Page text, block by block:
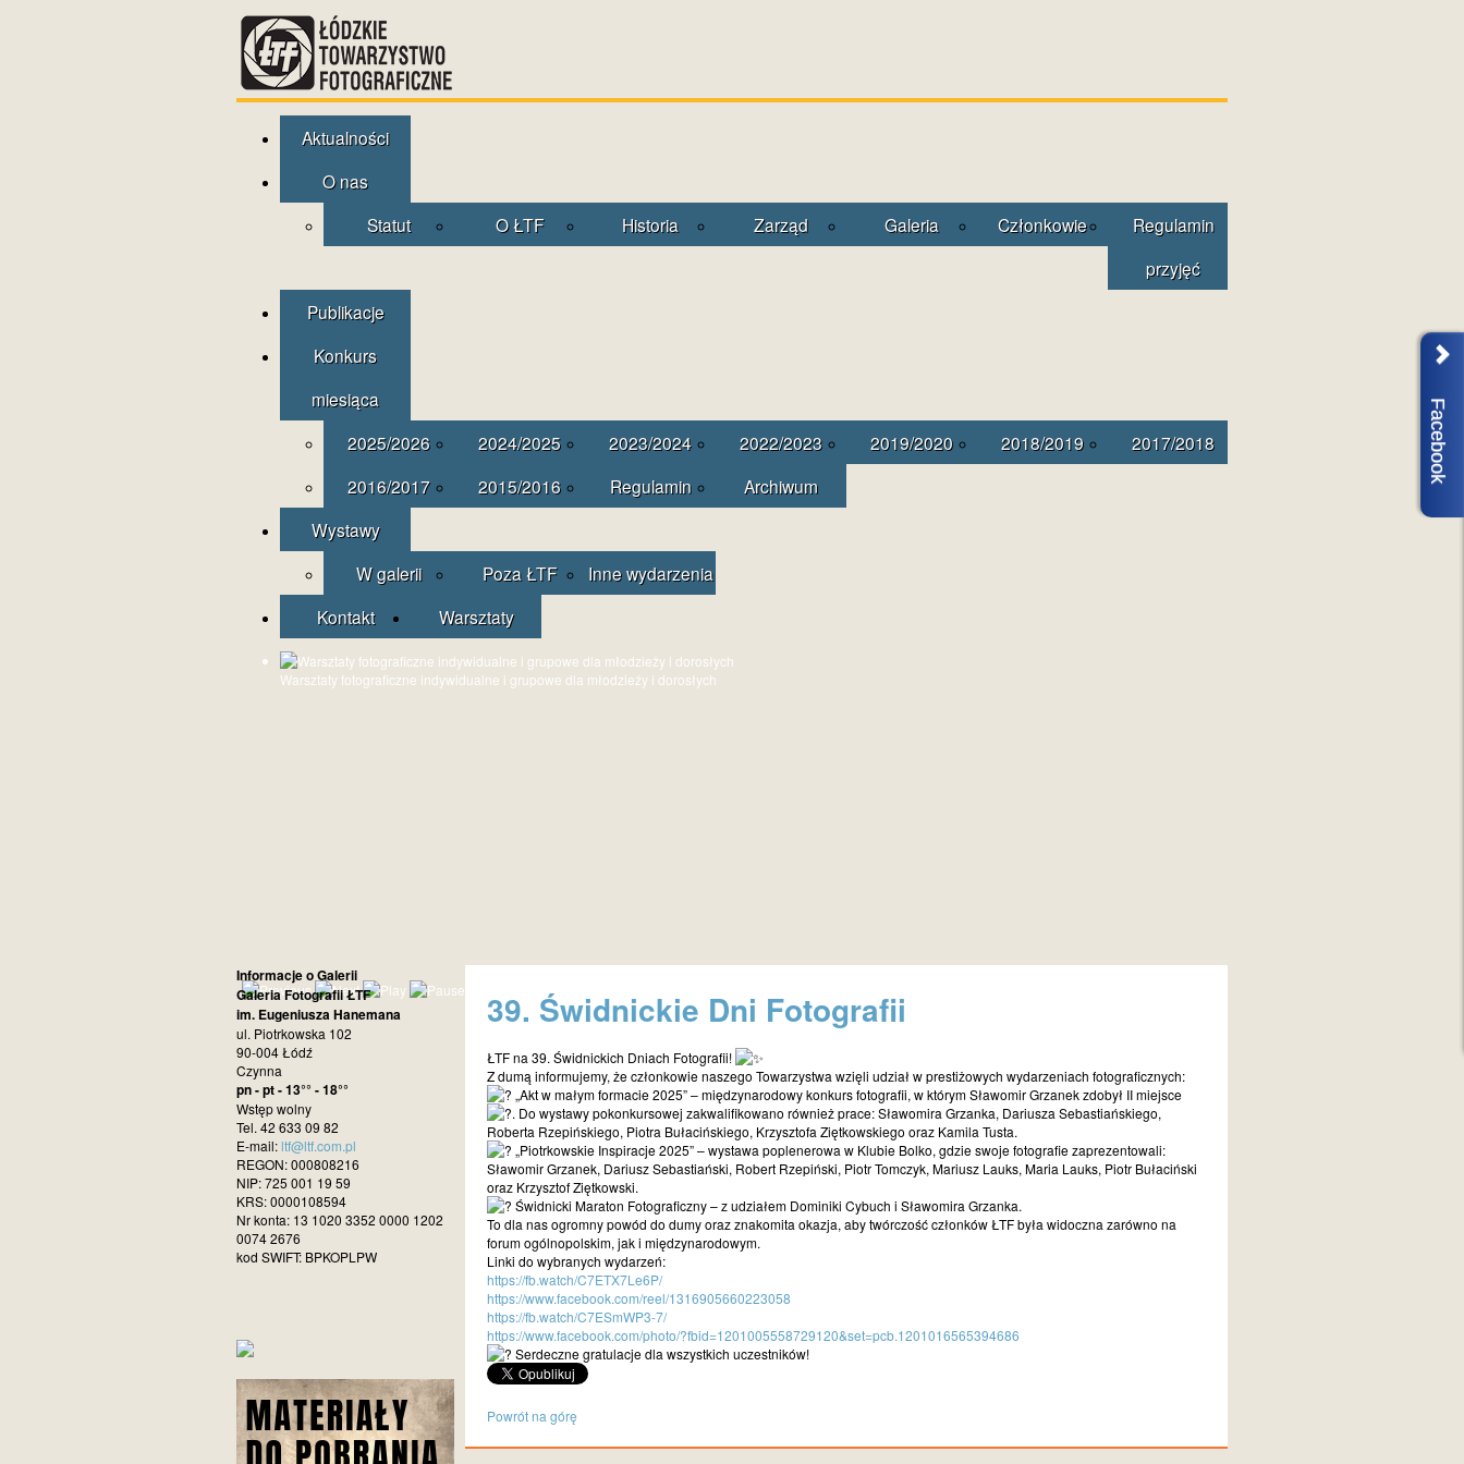
Aktualności
O nas
Statut
O ŁTF Historia Zarząd Galeria Członkowie
Regulamin
przyjęć
Publikacje
Konkurs
miesiąca
2025/2026
2024/2025 2023/2024 2022/2023 2019/2020 2018/2019
2017/2018
2016/2017
2015/2016 Regulamin
Archiwum
Wystawy
W galerii
Poza ŁTF
Inne wydarzenia
Kontakt
Warsztaty
Warsztaty fotograficzne indywidualne i grupowe dla młodzieży i dorosłych
39. Świdnickie Dni Fotografii
ŁTF na 39. Świdnickich Dniach Fotografii!
Z dumą informujemy, że członkowie naszego Towarzystwa wzięli udział w prestiżowych wydarzeniach fotograficznych:
„Akt w małym formacie 2025” – międzynarodowy konkurs fotografii, w którym Sławomir Grzanek zdobył II miejsce
. Do wystawy pokonkursowej zakwalifikowano również prace: Sławomira Grzanka, Dariusza Sebastiańskiego,
Roberta Rzepińskiego, Piotra Bułacińskiego, Krzysztofa Ziętkowskiego oraz Kamila Tusta.
„Piotrkowskie Inspiracje 2025” – wystawa poplenerowa w Klubie Bolko, gdzie swoje fotografie zaprezentowali:
Sławomir Grzanek, Dariusz Sebastiański, Robert Rzepiński, Piotr Tomczyk, Mariusz Lauks, Maria Lauks, Piotr Bułaciński
oraz Krzysztof Ziętkowski.
Świdnicki Maraton Fotograficzny – z udziałem Dominiki Cybuch i Sławomira Grzanka.
To dla nas ogromny powód do dumy oraz znakomita okazja, aby twórczość członków ŁTF była widoczna zarówno na
forum ogólnopolskim, jak i międzynarodowym.
Linki do wybranych wydarzeń:
https://fb.watch/C7ETX7Le6P/
https://www.facebook.com/reel/1316905660223058
https://fb.watch/C7ESmWP3-7/
https://www.facebook.com/photo/?fbid=1201005558729120&set=pcb.1201016565394686
Serdeczne gratulacje dla wszystkich uczestników!
Powrót na górę
Informacje o Galerii
Galeria Fotografii ŁTF
im. Eugeniusza Hanemana
ul. Piotrkowska 102
90-004 Łódź
Czynna
pn - pt - 13°° - 18°°
Wstęp wolny
Tel. 42 633 09 82
E-mail:ltf@ltf.com.pl
REGON: 000808216
NIP: 725 001 19 59
KRS: 0000108594
Nr konta: 13 1020 3352 0000 1202
0074 2676
kod SWIFT: BPKOPLPW
Facebook